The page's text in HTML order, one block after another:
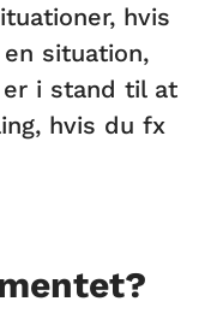
hvis
situation,
i stand til at
hvis du fx